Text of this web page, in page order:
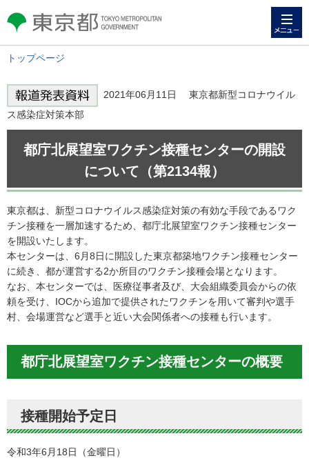
東京都 TOKYO METROPOLITAN
GOVERNMENT
トップページ
2021年06月11日 東京都新型コロナウイル
ス感染症対策本部
都庁北展望室ワクチン接種センターの開設
について（第2134報）
東京都は、新型コロナウイルス感染症対策の有効な手段であるワク
チン接種を一層加速するため、都庁北展望室ワクチン接種センター
を開設いたします。
本センターは、6月8日に開設した東京都築地ワクチン接種センター
に続き、都が運営する2か所目のワクチン接種会場となります。
なお、本センターでは、医療従事者及び、大会組織委員会からの依
頼を受け、IOCから追加で提供されたワクチンを用いて審判や選手
村、会場運営など選手と近い大会関係者への接種も行います。
都庁北展望室ワクチン接種センターの概要
接種開始予定日
令和3年6月18日（金曜日）